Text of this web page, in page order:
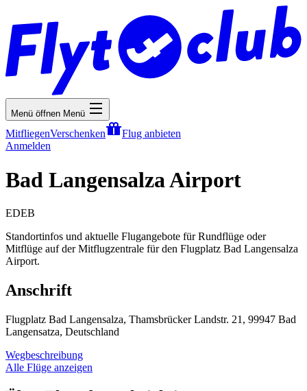
Menü öffnen Menü
MitfliegenVerschenken
Flug anbieten
Anmelden
Bad Langensalza Airport
EDEB
Standortinfos und aktuelle Flugangebote für Rundflüge oder
Mitflüge auf der Mitflugzentrale für den Flugplatz Bad Langensalza
Airport.
Anschrift
Flugplatz Bad Langensalza, Thamsbrücker Landstr. 21, 99947 Bad
Langensatza, Deutschland
Wegbeschreibung
Alle Flüge anzeigen